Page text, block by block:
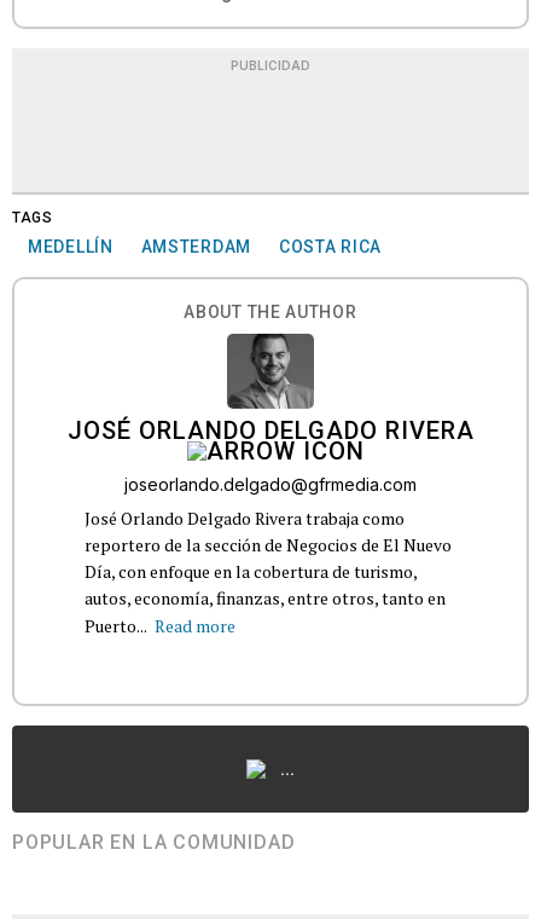
PUBLICIDAD
TAGS
MEDELLÍN AMSTERDAM COSTA RICA
ABOUT THE AUTHOR
JOSÉ ORLANDO DELGADO RIVERA
joseorlando.delgado@gfrmedia.com
José Orlando Delgado Rivera trabaja como
reportero de la sección de Negocios de El Nuevo
Día, con enfoque en la cobertura de turismo,
autos, economía, finanzas, entre otros, tanto en
Puerto... Read more
...
POPULAR EN LA COMUNIDAD